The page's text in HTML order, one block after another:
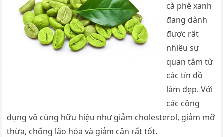
cà phê xanh
đang dành
được rất
nhiều sự
quan tâm từ
các tín đồ
làm đẹp. Với
các công
dụng vô cùng hữu hiệu như giảm cholesterol, giảm mỡ
thừa, chống lão hóa và giảm cân rất tốt.